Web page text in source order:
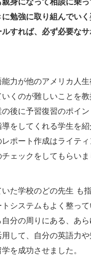
に勉強に取り組んでい
すれば、必ず必要な
能力が他のアメリカ人
くのが難しいことを
後に予習復習のポイ
をしてくれる学生を
ポート作成はライテ
ェックをしてもらいま
た学校のどの先生 も
システムもよく整っ
分の周りにある、あ
して、自分の英語力
を成功させました。